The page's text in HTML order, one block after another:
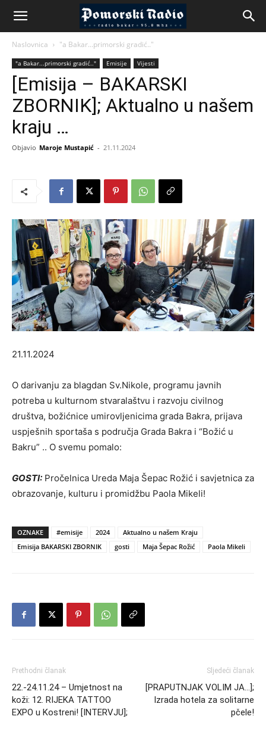
Naslovnica "a Bakar...primorski gradić.."
"a Bakar...primorski gradić.." Emisije Vijesti
[Emisija – BAKARSKI
ZBORNIK]; Aktualno u našem
kraju …
Objavio Maroje Mustapić - 21.11.2024
21.11.2024
O darivanju za blagdan Sv.Nikole, programu javnih
potreba u kulturnom stvaralaštvu i razvoju civilnog
društva, božićnice umirovljenicima grada Bakra, prijava
uspješnih sportaša s područja Grada Bakra i “Božić u
Bakru” .. O svemu pomalo:
GOSTI: Pročelnica Ureda Maja Šepac Rožić i savjetnica za
obrazovanje, kulturu i promidžbu Paola Mikeli!
OZNAKE #emisije 2024
Aktualno u našem Kraju
Emisija BAKARSKI ZBORNIK
gosti Maja Šepac Rožić Paola Mikeli
Prethodni članak
22.-24.11.24 – Umjetnost na
koži: 12. RIJEKA TATTOO
EXPO u Kostreni! [INTERVJU];
Sljedeći članak
[PRAPUTNJAK VOLIM JA…];
Izrada hotela za solitarne
pčele!